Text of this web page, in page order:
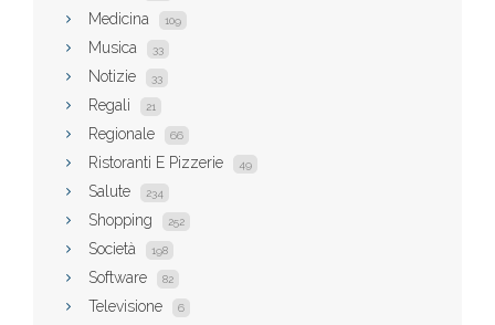
Medicina 109
Musica 33
Notizie 33
Regali 21
Regionale 66
Ristoranti E Pizzerie 49
Salute 234
Shopping 252
Società 198
Software 82
Televisione 6